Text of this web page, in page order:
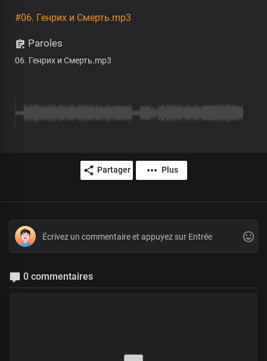
#06. Генрих и Смерть.mp3
Paroles
06. Генрих и Смерть.mp3
Partager Plus
0 commentaires